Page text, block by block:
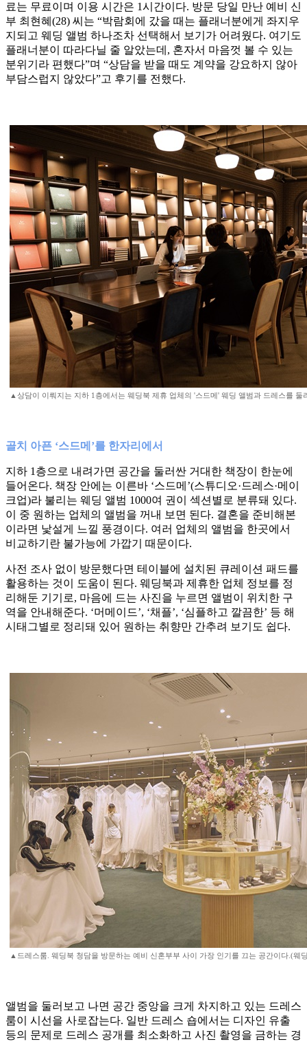
료는 무료이며 이용 시간은 1시간이다. 방문 당일 만난 예비 신
부 최현혜(28) 씨는 “박람회에 갔을 때는 플래너분에게 좌지우
지되고 웨딩 앨범 하나조차 선택해서 보기가 어려웠다. 여기도
플래너분이 따라다닐 줄 알았는데, 혼자서 마음껏 볼 수 있는
분위기라 편했다”며 “상담을 받을 때도 계약을 강요하지 않아
부담스럽지 않았다”고 후기를 전했다.
▲상담이 이뤄지는 지하 1층에서는 웨딩북 제휴 업체의 '스드메' 웨딩 앨범과 드레스를 둘
골치 아픈 ‘스드메’를 한자리에서
지하 1층으로 내려가면 공간을 둘러싼 거대한 책장이 한눈에
들어온다. 책장 안에는 이른바 ‘스드메’(스튜디오·드레스·메이
크업)라 불리는 웨딩 앨범 1000여 권이 섹션별로 분류돼 있다.
이 중 원하는 업체의 앨범을 꺼내 보면 된다. 결혼을 준비해본
이라면 낯설게 느낄 풍경이다. 여러 업체의 앨범을 한곳에서
비교하기란 불가능에 가깝기 때문이다.
사전 조사 없이 방문했다면 테이블에 설치된 큐레이션 패드를
활용하는 것이 도움이 된다. 웨딩북과 제휴한 업체 정보를 정
리해둔 기기로, 마음에 드는 사진을 누르면 앨범이 위치한 구
역을 안내해준다. ‘머메이드’, ‘채플’, ‘심플하고 깔끔한’ 등 해
시태그별로 정리돼 있어 원하는 취향만 간추려 보기도 쉽다.
▲드레스룸. 웨딩북 청담을 방문하는 예비 신혼부부 사이 가장 인기를 끄는 공간이다.(웨
앨범을 둘러보고 나면 공간 중앙을 크게 차지하고 있는 드레스
룸이 시선을 사로잡는다. 일반 드레스 숍에서는 디자인 유출
등의 문제로 드레스 공개를 최소화하고 사진 촬영을 금하는 경